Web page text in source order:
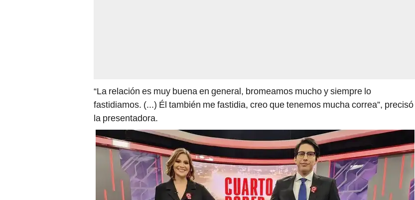
“La relación es muy buena en general, bromeamos mucho y siempre lo
fastidiamos. (...) Él también me fastidia, creo que tenemos mucha correa”, precisó
la presentadora.